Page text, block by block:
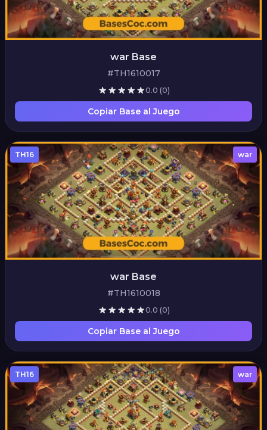
war Base
#TH1610017
0.0 (0)
Copiar Base al Juego
TH16 war
war Base
#TH1610018
0.0 (0)
Copiar Base al Juego
TH16 war